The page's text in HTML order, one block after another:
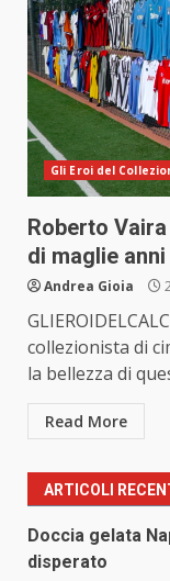
Gli Eroi del
Roberto
di maglie anni
Andrea Gioia
collezionista di
la bellezza di
Read More
ARTICOLI
Doccia gelata
disperato